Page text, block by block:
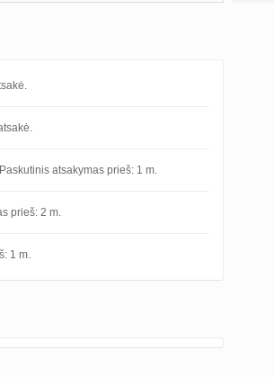
| Paskutinis atsakymas prieš: 1 m.
prieš: 2 m.
1 m.